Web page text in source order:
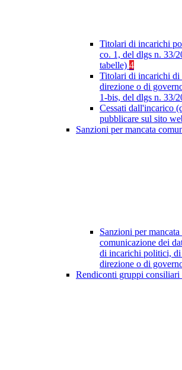
Titolari di incarichi
co. 1, del dlgs n. 33/
tabelle) 4
Titolari di incarichi di
direzione o di
1-bis, del dlgs n. 33/
Cessati dall'incarico
pubblicare sul sito
Sanzioni per mancata
Sanzioni per
comunicazione dei
di incarichi politici, di
direzione o di
Rendiconti gruppi